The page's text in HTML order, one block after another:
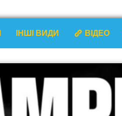
ІНШІ ВИДИ ВІДЕО